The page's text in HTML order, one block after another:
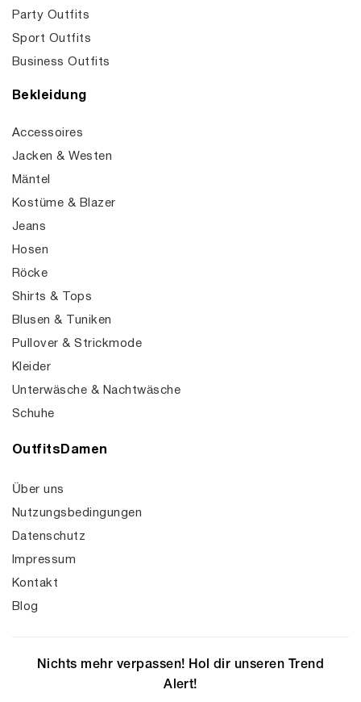
Party Outfits
Sport Outfits
Business Outfits
Bekleidung
Accessoires
Jacken & Westen
Mäntel
Kostüme & Blazer
Jeans
Hosen
Röcke
Shirts & Tops
Blusen & Tuniken
Pullover & Strickmode
Kleider
Unterwäsche & Nachtwäsche
Schuhe
OutfitsDamen
Über uns
Nutzungsbedingungen
Datenschutz
Impressum
Kontakt
Blog
Nichts mehr verpassen! Hol dir unseren Trend
Alert!